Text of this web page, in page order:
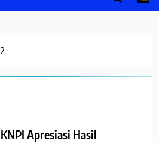
2
KNPI Apresiasi Hasil